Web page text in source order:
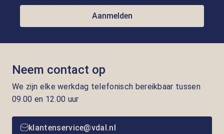
Aanmelden
Neem contact op
We zijn elke werkdag telefonisch bereikbaar tussen
09.00 en 12.00 uur
klantenservice@vdal.nl